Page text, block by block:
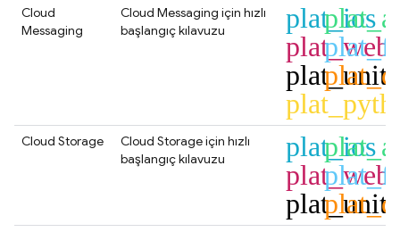
Cloud
Messaging
Cloud Messaging için hızlı
başlangıç kılavuzu
plat_ios
plat_web
Cloud Storage Cloud Storageiçin hızlı
başlangıç kılavuzu
plat_ios
plat_web